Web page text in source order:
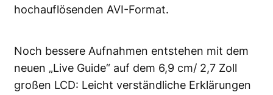
hochauflösenden AVI-Format.
Noch bessere Aufnahmen entstehen mit dem
neuen „Live Guide“ auf dem 6,9 cm/ 2,7 Zoll
großen LCD: Leicht verständliche Erklärungen